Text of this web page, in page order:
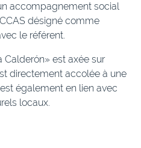
accompagnement social
désigné comme
le référent.
Calderón» est axée sur
directement accolée à une
est également en lien avec
locaux.